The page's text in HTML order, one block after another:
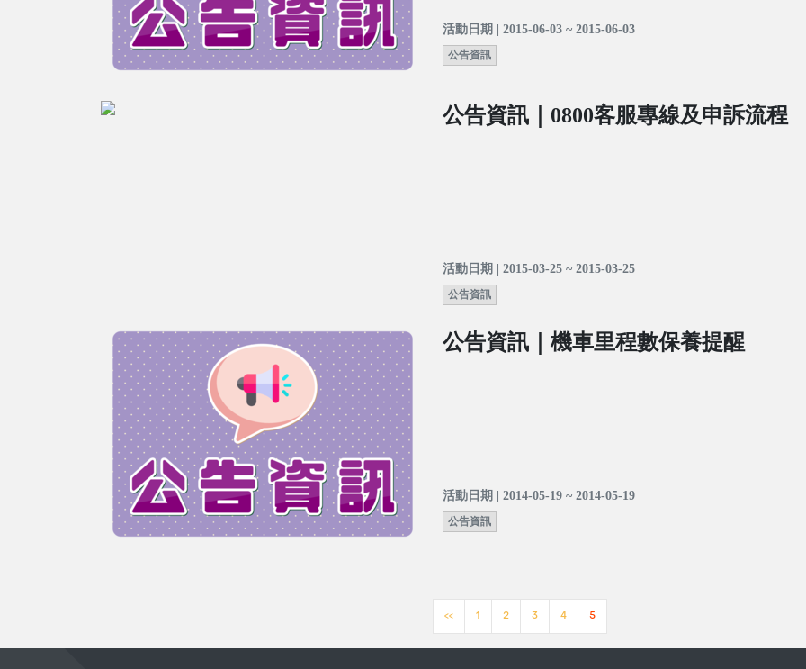
活動日期 | 2015-06-03 ~ 2015-06-03
公告資訊
公告資訊｜0800客服專線及申訴流程
活動日期 | 2015-03-25 ~ 2015-03-25
公告資訊
公告資訊｜機車里程數保養提醒
活動日期 | 2014-05-19 ~ 2014-05-19
公告資訊
<< 1 2 3 4 5